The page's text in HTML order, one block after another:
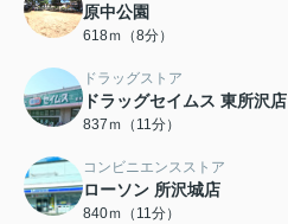
原中公園
618ｍ（8分）
ドラッグストア
ドラッグセイムス 東所沢店
837ｍ（11分）
コンビニエンスストア
ローソン 所沢城店
840ｍ（11分）